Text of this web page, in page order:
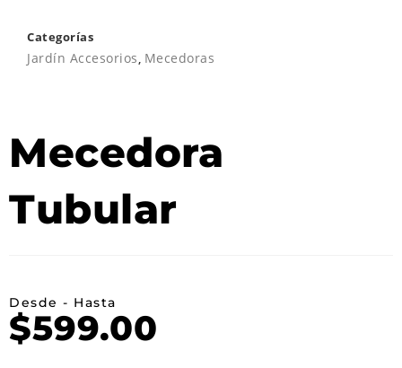
Categorías
Jardín Accesorios, Mecedoras
Mecedora
Tubular
Desde - Hasta
$599.00